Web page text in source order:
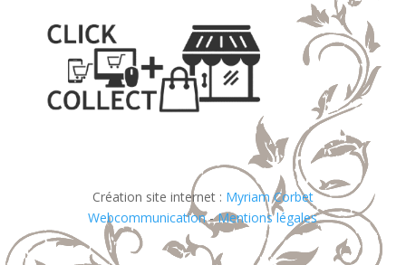
Création site internet : Myriam Corbet
Webcommunication-Mentions légales